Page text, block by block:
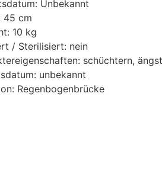
Unbekannt
45 cm
10 kg
/ Sterilisiert: nein
schüchtern,
unbekannt
Regenbogenbrücke